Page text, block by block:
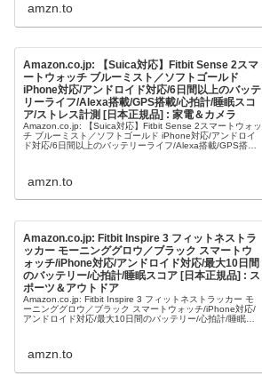
amzn.to
Amazon.co.jp: 【Suica対応】Fitbit Sense 2スマ
ートウォッチ ブルーミスト／ソフトゴールド
iPhone対応/アンドロイド対応/6日間以上のバッテ
リーライフ/Alexa搭載/GPS搭載/心拍計/睡眠スコ
ア/ストレス計測 [日本正規品] : 家電＆カメラ
Amazon.co.jp: 【Suica対応】Fitbit Sense 2スマートウォッ
チ ブルーミスト／ソフトゴールド iPhone対応/アンドロイ
ド対応/6日間以上のバッテリーライフ/Alexa搭載/GPS搭載/
amzn.to
Amazon.co.jp: Fitbit Inspire 3 フィットネストラ
ッカー モーニンググロウ／ブラック スマートウ
ォッチ/iPhone対応/アンドロイド対応/最大10日間
のバッテリー/心拍計/睡眠スコア [日本正規品] : ス
ポーツ＆アウトドア
Amazon.co.jp: Fitbit Inspire 3 フィットネストラッカー モ
ーニンググロウ／ブラック スマートウォッチ/iPhone対応/
アンドロイド対応/最大10日間のバッテリー/心拍計/睡眠ス
amzn.to